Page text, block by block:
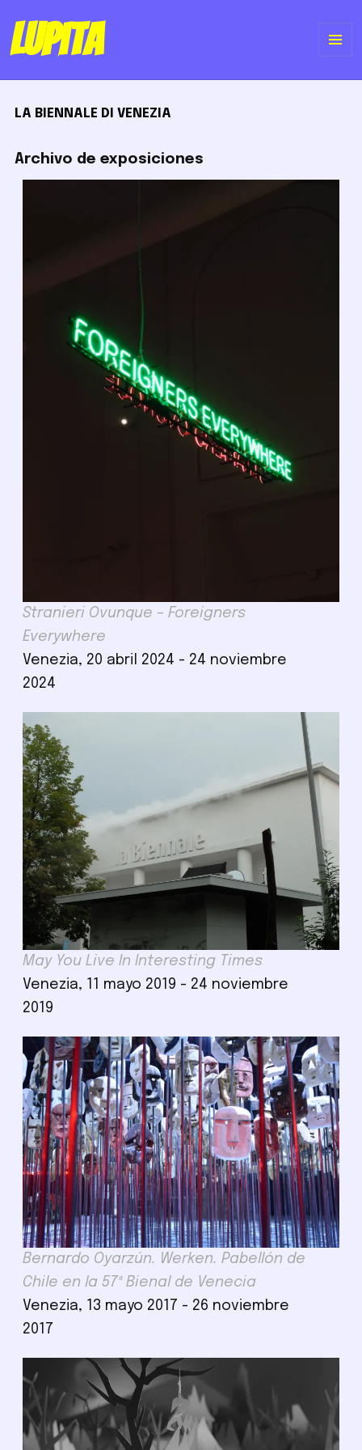
Lupita
LA BIENNALE DI VENEZIA
Archivo de exposiciones
Stranieri Ovunque – Foreigners
Everywhere
Venezia, 20 abril 2024 - 24 noviembre
2024
May You Live In Interesting Times
Venezia, 11 mayo 2019 - 24 noviembre
2019
Bernardo Oyarzún. Werken. Pabellón de
Chile en la 57ª Bienal de Venecia
Venezia, 13 mayo 2017 - 26 noviembre
2017